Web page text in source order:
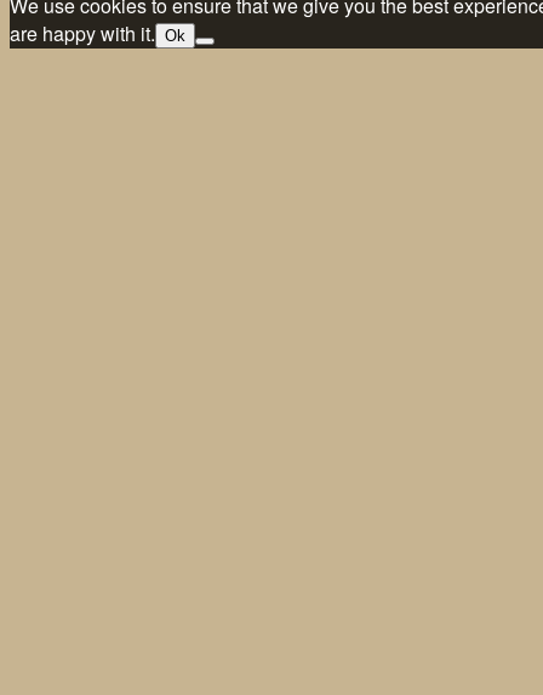
We use cookies to ensure that we give you the best
are happy with it. Ok